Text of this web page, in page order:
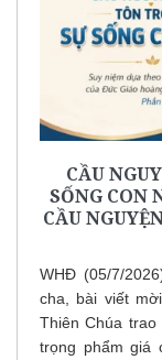
CẦU
SỐNG CON
CẦU
WHĐ (05/7/
cha, bài viết
Thiên Chúa
trọng phẩm giá